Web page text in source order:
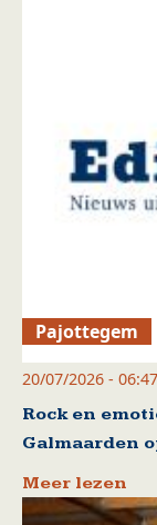
Pajottegem
20/07/2026 - 06:47
Rock en
Galmaarden
Meer lezen